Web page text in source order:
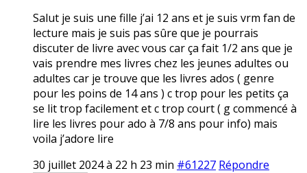
Salut je suis une fille j’ai 12 ans et je suis vrm fan de
lecture mais je suis pas sûre que je pourrais
discuter de livre avec vous car ça fait 1/2 ans que je
vais prendre mes livres chez les jeunes adultes ou
adultes car je trouve que les livres ados ( genre
pour les poins de 14 ans ) c trop pour les petits ça
se lit trop facilement et c trop court ( g commencé à
lire les livres pour ado à 7/8 ans pour info) mais
voila j’adore lire
30 juillet 2024 à 22 h 23 min #61227 Répondre